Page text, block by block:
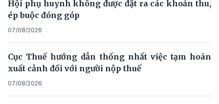
Hội phụ huynh không được đặt ra các khoản thu,
ép buộc đóng góp
07/08/2026
Cục Thuế hướng dẫn thống nhất việc tạm hoãn
xuất cảnh đối với người nộp thuế
07/08/2026